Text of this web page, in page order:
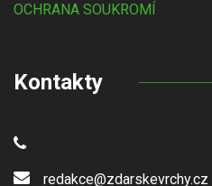
OCHRANA SOUKROMÍ
Kontakty
redakce@zdarskevrchy.cz